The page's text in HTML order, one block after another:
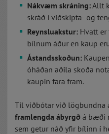
Nákvæm skráning:Allt
skráð í viðskipta- og
Reynsluakstur: Hvatt
bílnum áður en kaup
Ástandsskoðun:
óháðan aðila skoða
kaupin fara fram.
Til viðbótar við lögbundna
framlengda ábyrgð á bæði
sem getur náð yfir bílinn í